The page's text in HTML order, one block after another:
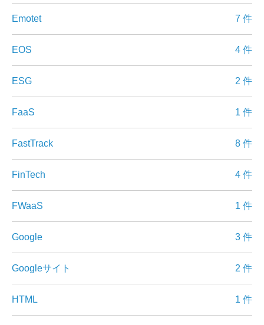
Emotet 7 件
EOS 4 件
ESG 2 件
FaaS 1 件
FastTrack 8 件
FinTech 4 件
FWaaS 1 件
Google 3 件
Googleサイト 2 件
HTML 1 件